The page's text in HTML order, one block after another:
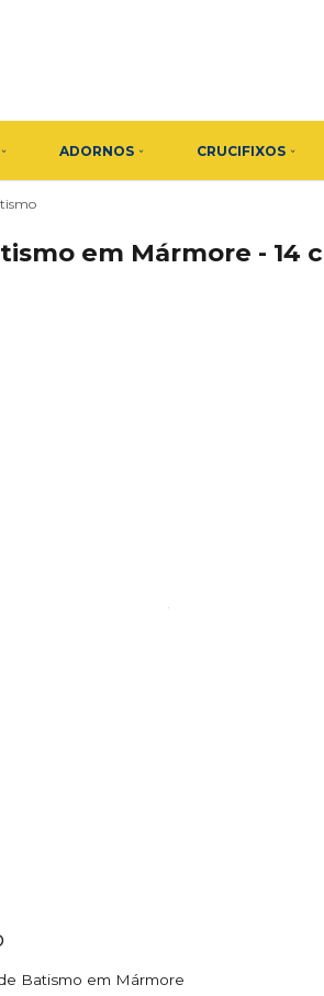
ADORNOS CRUCIFIXOS
em Mármore - 14
Batismo em Mármore